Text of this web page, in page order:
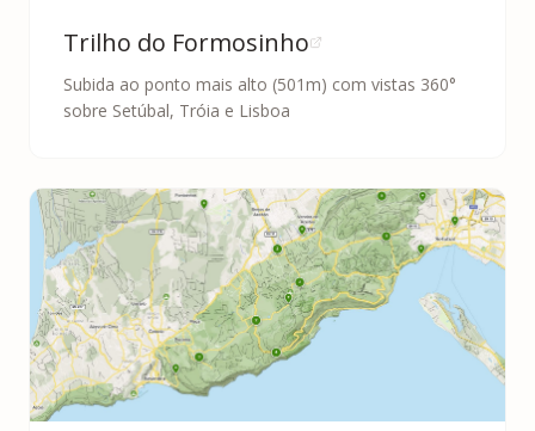
Trilho do Formosinho
Subida ao ponto mais alto (501m) com vistas 360°
sobre Setúbal, Tróia e Lisboa